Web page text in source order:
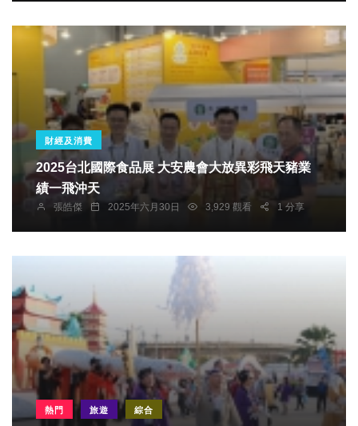
財經及消費
2025台北國際食品展 大安農會大放異彩飛天豬業
績一飛沖天
張皓傑 2025年六月30日 3,929 觀看 1 分享
熱門 旅遊 綜合